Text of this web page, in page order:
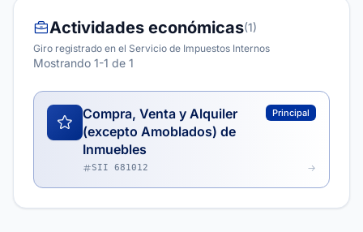
Actividades económicas(1)
Giro registrado en el Servicio de Impuestos Internos
Mostrando 1-1 de 1
Compra, Venta y Alquiler
(excepto Amoblados) de
Inmuebles
Principal
SII 681012